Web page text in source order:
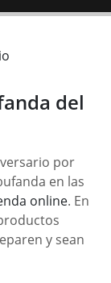
del
por
en las
online. En
y sean